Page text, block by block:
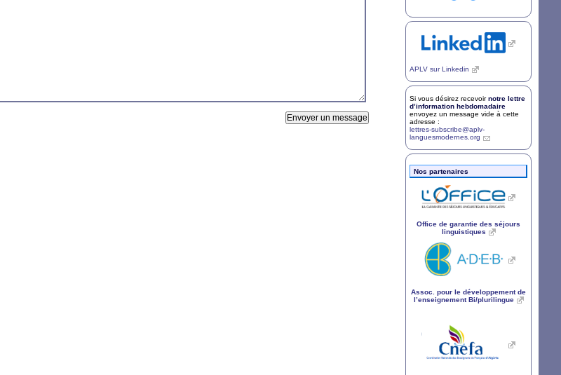
APLV sur Linkedin
Si vous désirez recevoirnotre lettre
d’information hebdomadaire
envoyez un message vide à cette
adresse :
lettres-subscribe@aplv-
languesmodernes.org
Nos partenaires
Office de garantie des séjours
linguistiques
Assoc. pour le développement de
l’enseignement Bi/plurilingue